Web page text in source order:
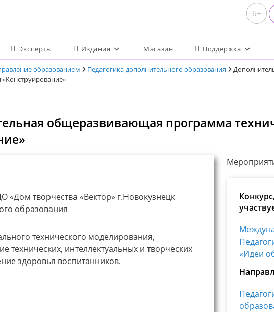
6+
Эксперты Издания Магазин Поддержка
образованием Педагогика дополнительного образования
общеразвивающая программа
«Дом творчества «Вектор» г.Новокузнецк
образования
технического моделирования,
технических, интеллектуальных и творческих
здоровья воспитанников.
«Идеи